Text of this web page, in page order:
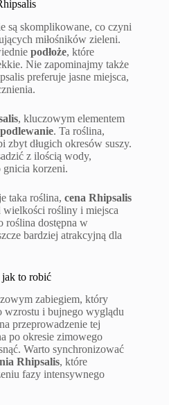
są skomplikowane, co czyni
miłośników zieleni.
podłoże, które
Nie zapominajmy także
preferuje jasne miejsca,
, kluczowym elementem
podlewanie. Ta roślina,
zbyt długich okresów suszy.
z ilością wody,
gnicia korzeni.
taka roślina, cena Rhipsalis
wielkości rośliny i miejsca
roślina dostępna w
bardziej atrakcyjną dla
jak to robić
zabiegiem, który
wzrostu i bujnego wyglądu
przeprowadzenie tej
po okresie zimowego
Warto synchronizować
Rhipsalis, które
fazy intensywnego